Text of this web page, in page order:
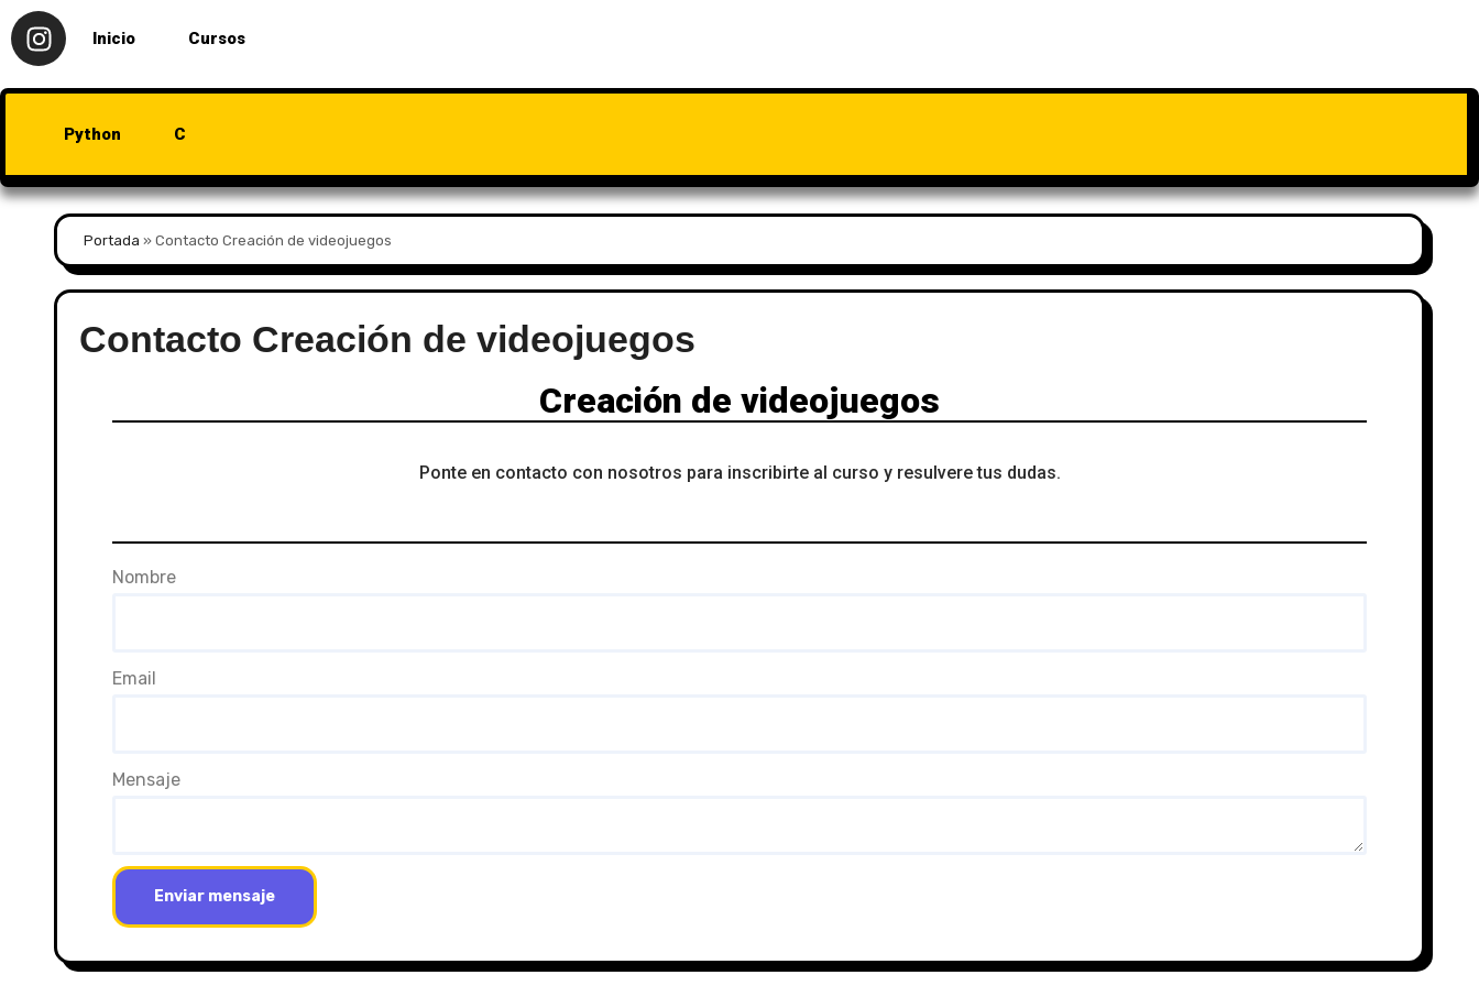
Inicio Cursos
Python C
Portada » Contacto Creación de videojuegos
Contacto Creación de videojuegos
Creación de videojuegos
Ponte en contacto con nosotros para inscribirte al curso y resulvere tus dudas.
Nombre
Email
Mensaje
Enviar mensaje